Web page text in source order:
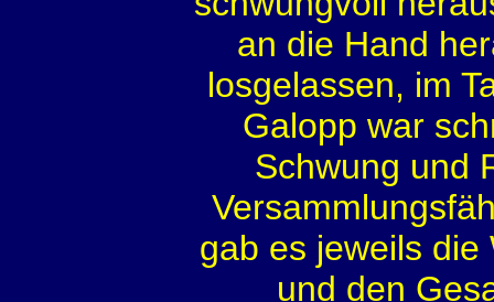
an die Hand
losgelassen, im
Galopp war
Schwung und
gab es jeweils
und den